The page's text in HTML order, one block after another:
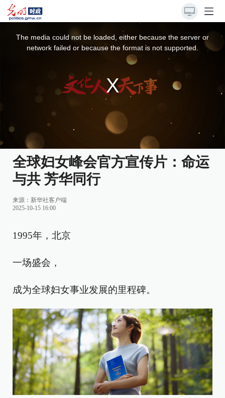
The media could not be loaded, either because the server or
network failed or because the format is not supported.
全球妇女峰会官方宣传片：命运
与共 芳华同行
来源： 新华社客户端
2025-10-15 16:00
1995年，北京
一场盛会，
成为全球妇女事业发展的里程碑。